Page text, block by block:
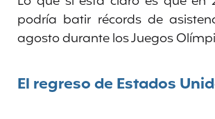
podría batir récords de
agosto durante los Juegos
El regreso de Estados